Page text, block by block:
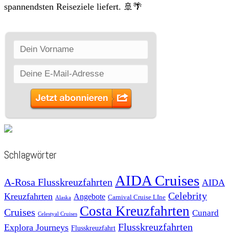
spannendsten Reiseziele liefert. 🚢🌴
Schlagwörter
A-Rosa Flusskreuzfahrten AIDA Cruises AIDA
Kreuzfahrten
Alaska Angebote Carnival Cruise LIne Celebrity
Cruises Celestyal Cruises Costa Kreuzfahrten Cunard
Explora Journeys Flusskreuzfahrt Flusskreuzfahrten